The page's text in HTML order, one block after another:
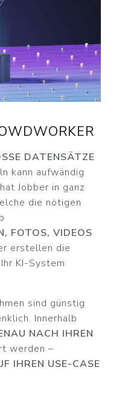
DATENSÄTZE
kann aufwändig
Jobber in ganz
die nötigen
FOTOS, VIDEOS
erstellen die
KI-System
sind günstig
Innerhalb
NACH IHREN
werden –
IHREN USE-CASE